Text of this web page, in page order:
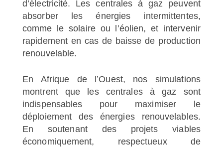
d’électricité. Les centrales à gaz peuvent
absorber les énergies intermittentes,
comme le solaire ou l’éolien, et intervenir
rapidement en cas de baisse de production
renouvelable.
En Afrique de l’Ouest, nos simulations
montrent que les centrales à gaz sont
indispensables pour maximiser le
déploiement des énergies renouvelables.
En soutenant des projets viables
économiquement, respectueux de